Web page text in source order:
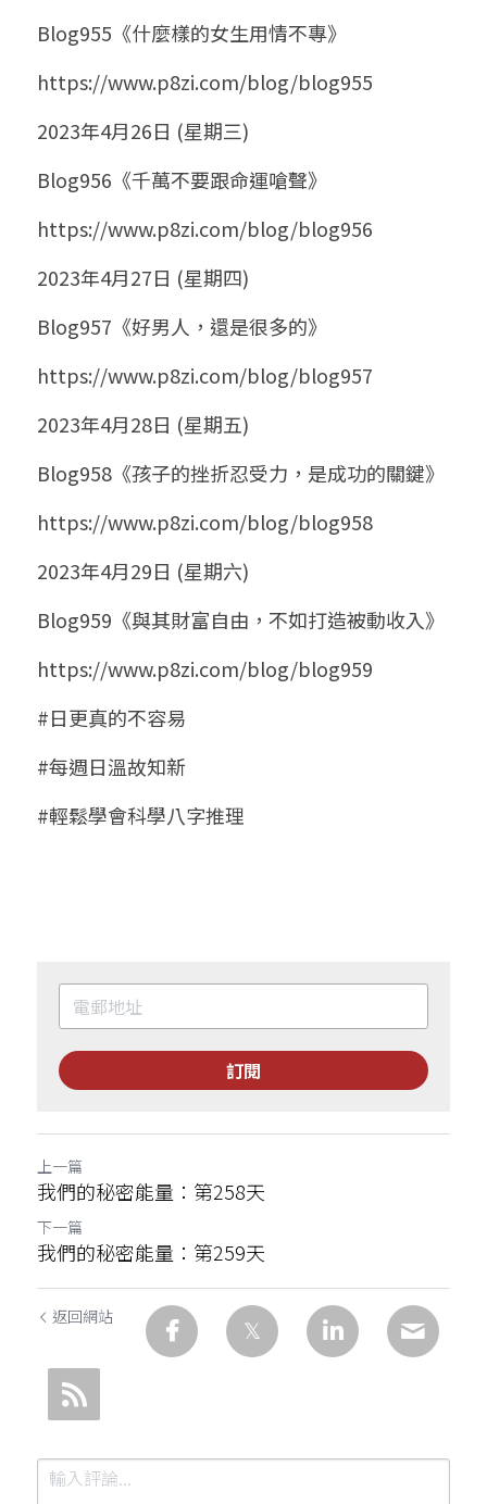
Blog955《什麼樣的女生用情不專》
https://www.p8zi.com/blog/blog955
2023年4月26日 (星期三)
Blog956《千萬不要跟命運嗆聲》
https://www.p8zi.com/blog/blog956
2023年4月27日 (星期四)
Blog957《好男人，還是很多的》
https://www.p8zi.com/blog/blog957
2023年4月28日 (星期五)
Blog958《孩子的挫折忍受力，是成功的關鍵》
https://www.p8zi.com/blog/blog958
2023年4月29日 (星期六)
Blog959《與其財富自由，不如打造被動收入》
https://www.p8zi.com/blog/blog959
#日更真的不容易
#每週日溫故知新
#輕鬆學會科學八字推理
訂閱
上一篇
我們的秘密能量：第258天
下一篇
我們的秘密能量：第259天
返回網站